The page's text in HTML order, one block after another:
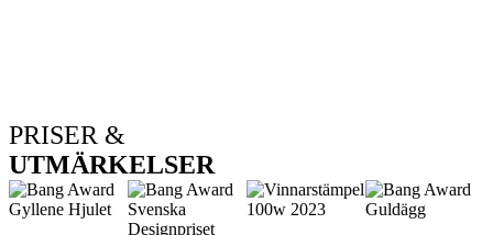
PRISER &
UTMÄRKELSER